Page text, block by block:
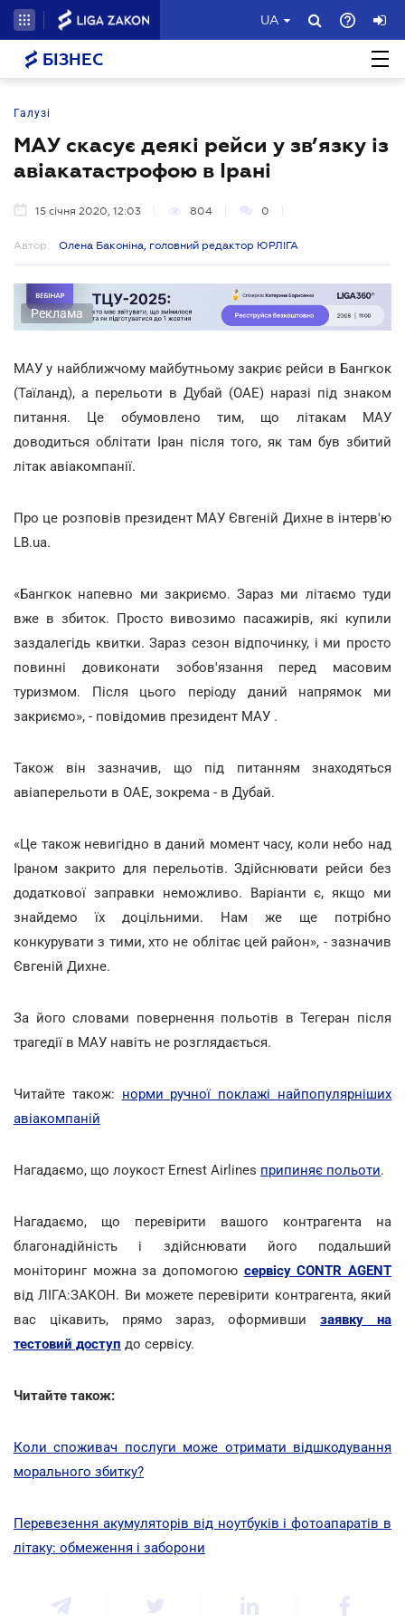
UA
БІЗНЕС
Галузі
МАУ скасує деякі рейси у зв’язку із
авіакатастрофою в Ірані
15 січня 2020, 12:03 804 0
Автор: Олена Баконіна, головний редактор ЮРЛІГА
Реклама
МАУ у найближчому майбутньому закриє рейси в Бангкок
(Таїланд), а перельоти в Дубай (ОАЕ) наразі під знаком
питання. Це обумовлено тим, що літакам МАУ
доводиться облітати Іран після того, як там був збитий
літак авіакомпанії.
Про це розповів президент МАУ Євгеній Дихне в інтерв'ю
LB.ua.
«Бангкок напевно ми закриємо. Зараз ми літаємо туди
вже в збиток. Просто вивозимо пасажирів, які купили
заздалегідь квитки. Зараз сезон відпочинку, і ми просто
повинні довиконати зобов'язання перед масовим
туризмом. Після цього періоду даний напрямок ми
закриємо», - повідомив президент МАУ .
Також він зазначив, що під питанням знаходяться
авіаперельоти в ОАЕ, зокрема - в Дубай.
«Це також невигідно в даний момент часу, коли небо над
Іраном закрито для перельотів. Здійснювати рейси без
додаткової заправки неможливо. Варіанти є, якщо ми
знайдемо їх доцільними. Нам же ще потрібно
конкурувати з тими, хто не облітає цей район», - зазначив
Євгеній Дихне.
За його словами повернення польотів в Тегеран після
трагедії в МАУ навіть не розглядається.
Читайте також: норми ручної поклажі найпопулярніших
авіакомпаній
Нагадаємо, що лоукост Ernest Airlines припиняє польоти.
Нагадаємо, що перевірити вашого контрагента на
благонадійність і здійснювати його подальший
моніторинг можна за допомогою сервісу CONTR AGENT
від ЛІГА:ЗАКОН. Ви можете перевірити контрагента, який
вас цікавить, прямо зараз, оформившизаявку на
тестовий доступ до сервісу.
Читайте також:
Коли споживач послуги може отримати відшкодування
морального збитку?
Перевезення акумуляторів від ноутбуків і фотоапаратів в
літаку: обмеження і заборони